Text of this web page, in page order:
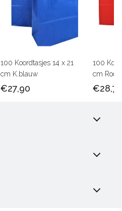
100 Koordtasjes 14 x 21
cm K.blauw
€27,90
100
cm Rood
€28,75